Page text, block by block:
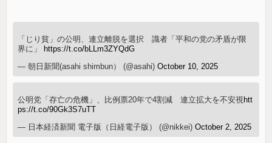
「じり貧」の公明、連立離脱を選択 識者「平和の党の矛盾が限
界に」
https://t.co/bLLm3ZYQdG
— 朝日新聞(asahi shimbun） (@asahi)October 10, 2025
公明党「存亡の危機」、比例票20年で4割減 連立拡大を不安視htt
ps://t.co/90Gk3S7uTT
— 日本経済新聞 電子版（日経電子版） (@nikkei)October 2, 2025